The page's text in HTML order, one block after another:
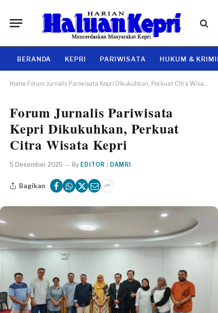
BERANDA KEPRI PARIWISATA HUKUM &
Home Forum Jurnalis Pariwisata Kepri Dikukuhkan, Perkuat Citra Wisata Kepri
Forum Jurnalis Pariwisata
Kepri Dikukuhkan, Perkuat
Citra Wisata Kepri
5 Desember 2025 By EDITOR : DAMRI
Bagikan